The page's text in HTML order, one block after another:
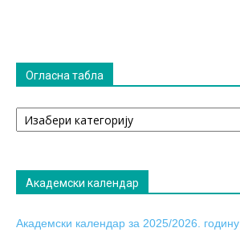
Огласна табла
Огласна
табла
Академски календар
Академски календар за 2025/2026. годину